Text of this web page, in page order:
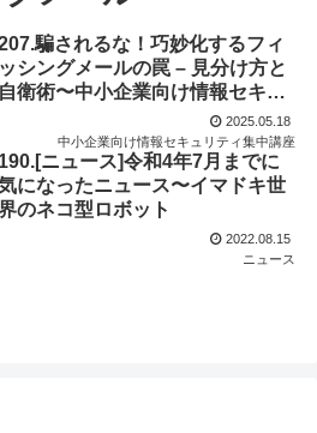
騙されるな！巧妙化するフィ
ッシングメールの罠 – 見分け方と
自衛術〜中小企業向け情報セキュ
リティ対策集中講座Vol.042025.05.18
中小企業向け情報セキュリティ集中講座
190.[ニュース]令和4年7月までに
になったニュース〜イマドキ世
のネコ型ロボット
2022.08.15
ニュース